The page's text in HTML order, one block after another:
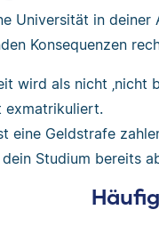
Universität in deiner
Konsequenzen
wird als nicht ‚nicht
exmatrikuliert.
eine Geldstrafe
Studium bereits